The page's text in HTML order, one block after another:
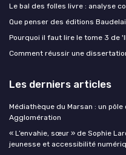
Le bal des folles livre : analyse
Que penser des éditions
Pourquoi il faut lire le tome 3 de
Comment réussir une
Les derniers articles
Médiathèque du Marsan : un pôle
Agglomération
« L’envahie, sœur » de Sophie
jeunesse et accessibilité